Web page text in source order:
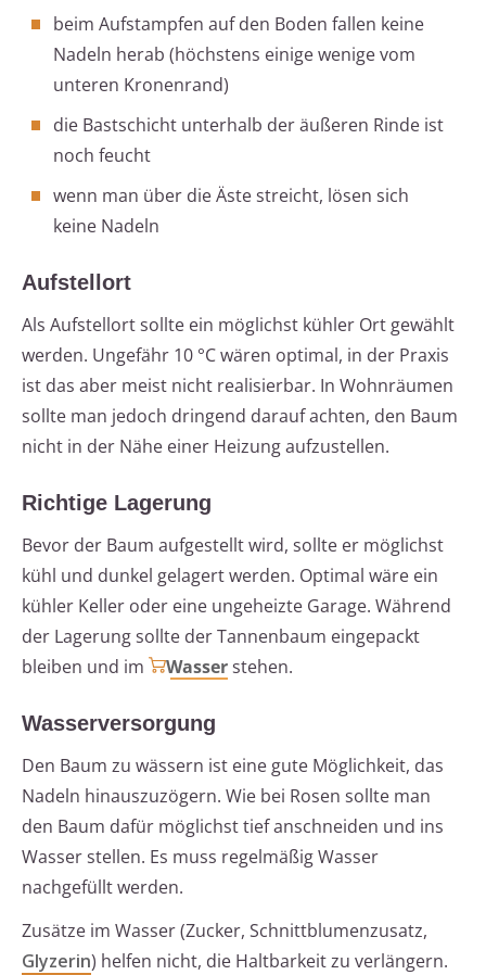
beim Aufstampfen auf den Boden fallen keine
Nadeln herab (höchstens einige wenige vom
unteren Kronenrand)
die Bastschicht unterhalb der äußeren Rinde ist
noch feucht
wenn man über die Äste streicht, lösen sich
keine Nadeln
Aufstellort
Als Aufstellort sollte ein möglichst kühler Ort gewählt
werden. Ungefähr 10 °C wären optimal, in der Praxis
ist das aber meist nicht realisierbar. In Wohnräumen
sollte man jedoch dringend darauf achten, den Baum
nicht in der Nähe einer Heizung aufzustellen.
Richtige Lagerung
Bevor der Baum aufgestellt wird, sollte er möglichst
kühl und dunkel gelagert werden. Optimal wäre ein
kühler Keller oder eine ungeheizte Garage. Während
der Lagerung sollte der Tannenbaum eingepackt
bleiben und im
Wasserstehen.
Wasserversorgung
Den Baum zu wässern ist eine gute Möglichkeit, das
Nadeln hinauszuzögern. Wie bei Rosen sollte man
den Baum dafür möglichst tief anschneiden und ins
Wasser stellen. Es muss regelmäßig Wasser
nachgefüllt werden.
Zusätze im Wasser (Zucker, Schnittblumenzusatz,
Glyzerin) helfen nicht, die Haltbarkeit zu verlängern.